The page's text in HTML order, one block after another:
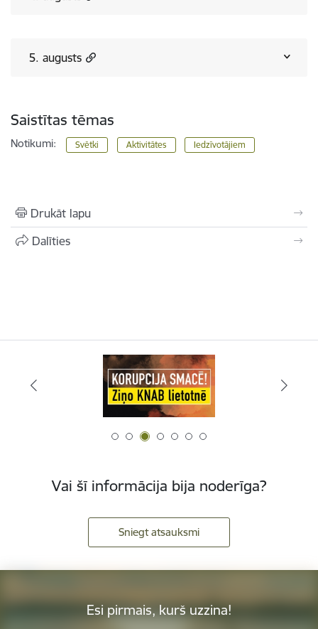
5. augusts
Saistītas tēmas
Notikumi: Svētki Aktivitātes Iedzīvotājiem
Drukāt lapu
Dalīties
Vai šī informācija bija noderīga?
Sniegt atsauksmi
Esi pirmais, kurš uzzina!